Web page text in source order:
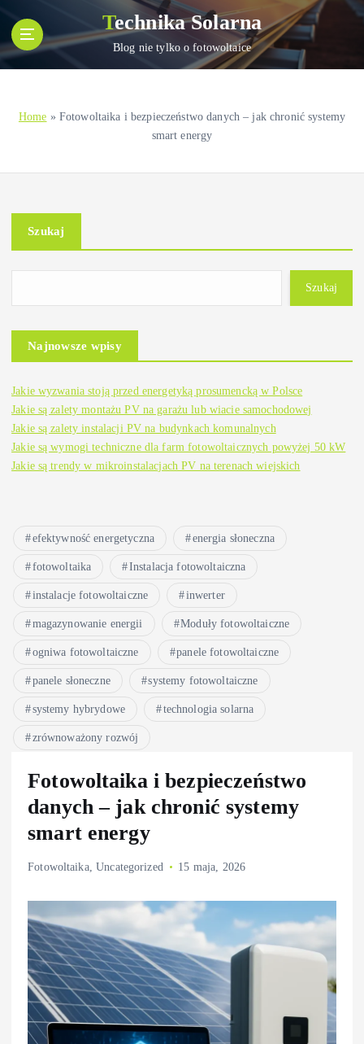
i
t
Technika Solarna
Blog nie tylko o fotowoltaice
Home » Fotowoltaika i bezpieczeństwo danych – jak chronić systemy
smart energy
Szukaj
Szukaj
Najnowsze wpisy
Jakie wyzwania stoją przed energetyką prosumencką w Polsce
Jakie są zalety montażu PV na garażu lub wiacie samochodowej
Jakie są zalety instalacji PV na budynkach komunalnych
Jakie są wymogi techniczne dla farm fotowoltaicznych powyżej 50 kW
Jakie są trendy w mikroinstalacjach PV na terenach wiejskich
efektywność energetyczna energia słoneczna
fotowoltaika Instalacja fotowoltaiczna
instalacje fotowoltaiczne inwerter
magazynowanie energii Moduły fotowoltaiczne
ogniwa fotowoltaiczne panele fotowoltaiczne
panele słoneczne systemy fotowoltaiczne
systemy hybrydowe technologia solarna
zrównoważony rozwój
Fotowoltaika i bezpieczeństwo
danych – jak chronić systemy
smart energy
Fotowoltaika,Uncategorized 15 maja, 2026